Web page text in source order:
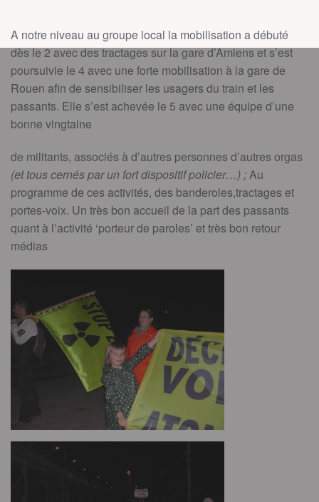
A notre niveau au groupe local la mobilisation a débuté
dès le 2 avec des tractages sur la gare d’Amiens et s’est
poursuivie le 4 avec une forte mobilisation à la gare de
Rouen afin de sensibiliser les usagers du train et les
passants. Elle s’est achevée le 5 avec une équipe d’une
bonne vingtaine
de militants, associés à d’autres personnes d’autres orgas
(et tous cernés par un fort dispositif policier…) ;Au
programme de ces activités, des banderoles,tractages et
portes-voix. Un très bon accueil de la part des passants
quant à l’activité ‘porteur de paroles’ et très bon retour
médias